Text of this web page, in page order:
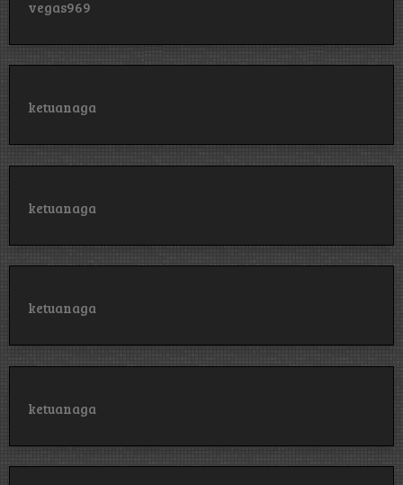
vegas969
ketuanaga
ketuanaga
ketuanaga
ketuanaga